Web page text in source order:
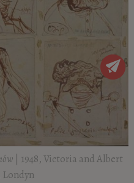
| 1948, Victoria and Albert